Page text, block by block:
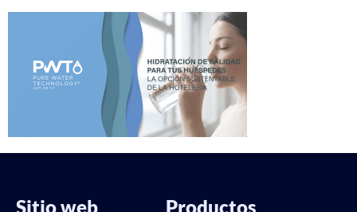
Sitio web Productos